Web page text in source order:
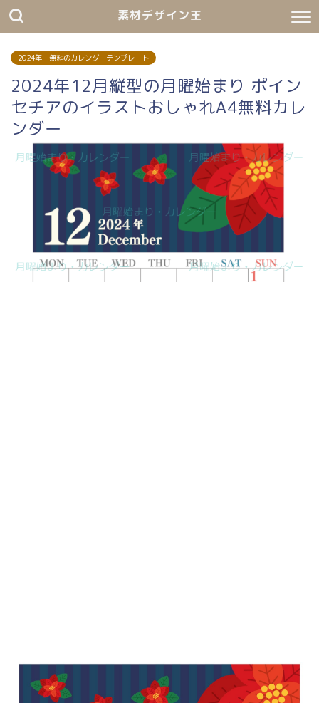
素材デザイン王
2024年・無料のカレンダーテンプレート
2024年12月縦型の月曜始まり ポイン
セチアのイラストおしゃれA4無料カレ
ンダー